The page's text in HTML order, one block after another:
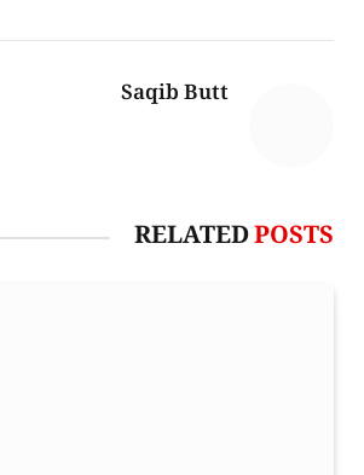
Saqib Butt
RELATEDPOSTS